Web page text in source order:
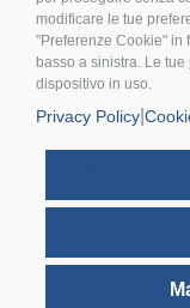
modificare le tue
"Preferenze Cookie" in
basso a sinistra. Le
dispositivo in uso.
Privacy Policy|
02980000232 |
© Inox Mare Srl